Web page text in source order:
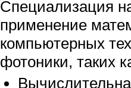
Специализация
применение
компьютерных
фотоники, таких